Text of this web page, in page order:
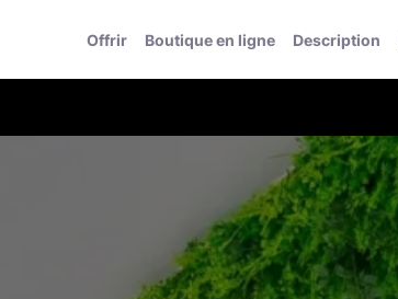
Offrir Boutique en ligne Description